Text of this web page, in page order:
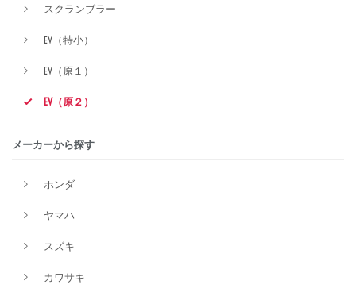
スクランブラー
EV（特小）
EV（原１）
EV（原２）
メーカーから探す
ホンダ
ヤマハ
スズキ
カワサキ